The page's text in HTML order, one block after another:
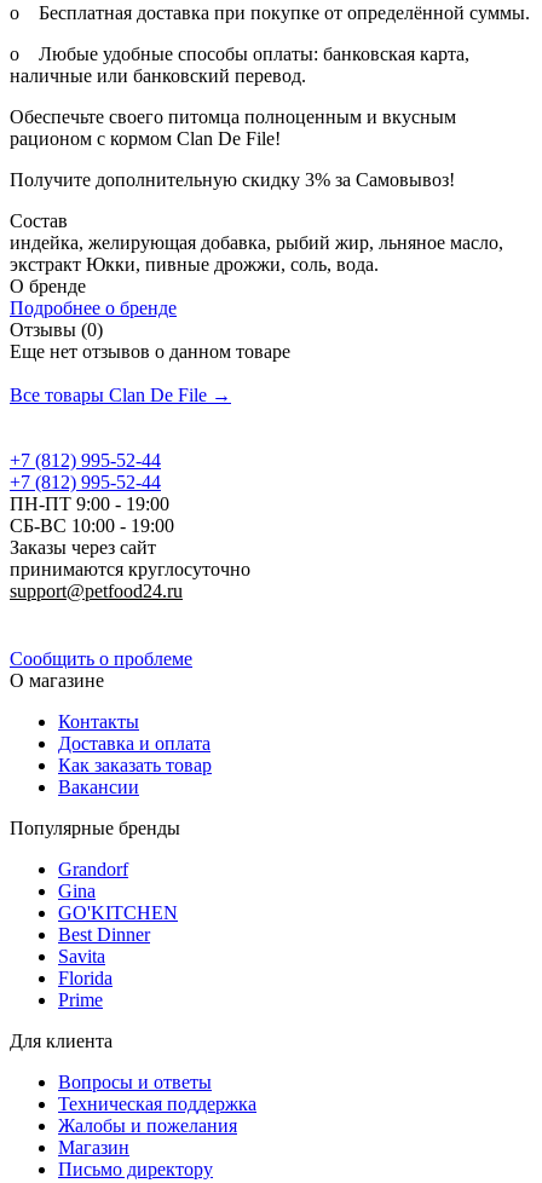
o Бесплатная доставка при покупке от определённой суммы.
o Любые удобные способы оплаты: банковская карта,
наличные или банковский перевод.
Обеспечьте своего питомца полноценным и вкусным
рационом с кормом Clan De File!
Получите дополнительную скидку 3% за Самовывоз!
Состав
индейка, желирующая добавка, рыбий жир, льняное масло,
экстракт Юкки, пивные дрожжи, соль, вода.
О бренде
Подробнее о бренде
Отзывы (0)
Еще нет отзывов о данном товаре
Все товары Clan De File →
+7 (812) 995-52-44
+7 (812) 995-52-44
ПН-ПТ 9:00 - 19:00
СБ-ВС 10:00 - 19:00
Заказы через сайт
принимаются круглосуточно
support@petfood24.ru
Сообщить о проблеме
О магазине
Контакты
Доставка и оплата
Как заказать товар
Вакансии
Популярные бренды
Grandorf
Gina
GO'KITCHEN
Best Dinner
Savita
Florida
Prime
Для клиента
Вопросы и ответы
Техническая поддержка
Жалобы и пожелания
Магазин
Письмо директору